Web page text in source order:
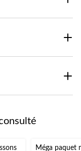
Méga paquet